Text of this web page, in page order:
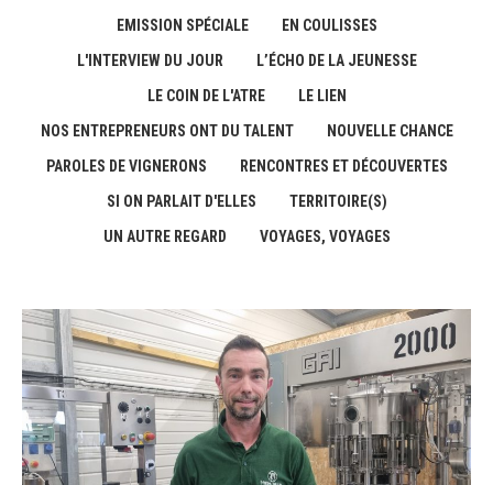
EMISSION SPÉCIALE
EN COULISSES
L'INTERVIEW DU JOUR
L’ÉCHO DE LA JEUNESSE
LE COIN DE L'ATRE
LE LIEN
NOS ENTREPRENEURS ONT DU TALENT
NOUVELLE CHANCE
PAROLES DE VIGNERONS
RENCONTRES ET DÉCOUVERTES
SI ON PARLAIT D'ELLES
TERRITOIRE(S)
UN AUTRE REGARD
VOYAGES, VOYAGES